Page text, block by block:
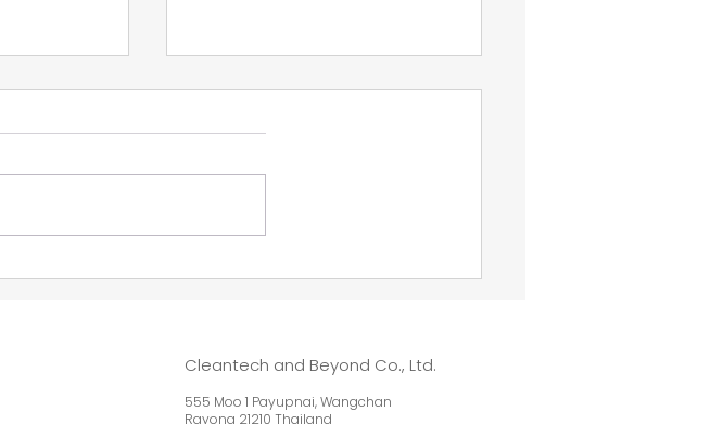
ンド・ビ
Cleantech & Beyond、日
約を締結し、革新的なバッテ
Cleantech and Beyond Co., Ltd.
555 Moo 1 Payupnai, Wangchan
Rayong 21210 Thailand